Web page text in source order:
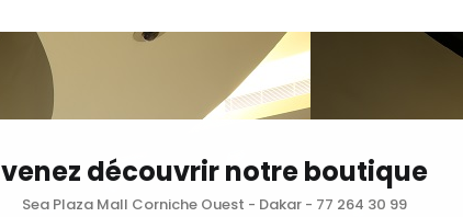
venez découvrir notre boutique
Sea Plaza Mall Corniche Ouest - Dakar - 77 264 30 99